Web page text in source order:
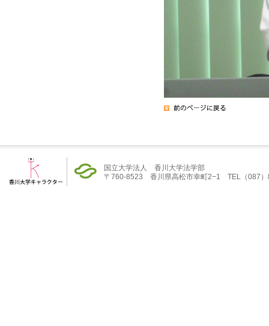
国立大学法人 香川大学法学部
〒760-8523 香川県高松市幸町2−1 TEL（087）